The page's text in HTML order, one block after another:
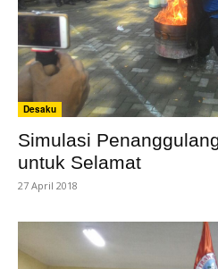
Desaku
Simulasi
untuk Selamat
27 April 2018